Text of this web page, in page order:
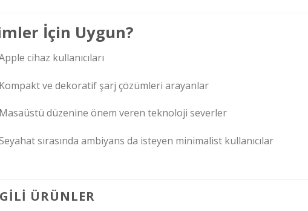
İçin Uygun?
cihaz kullanıcıları
ve dekoratif şarj çözümleri arayanlar
düzenine önem veren teknoloji severler
sırasında ambiyans da isteyen minimalist kullanıcılar
ÜRÜNLER